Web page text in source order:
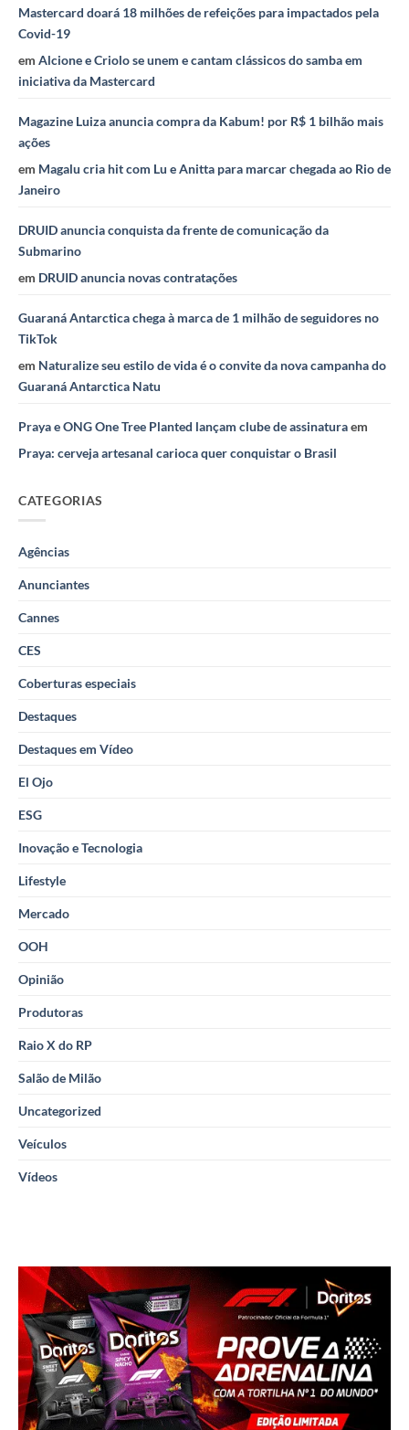
Mastercard doará 18 milhões de refeições para impactados pela
Covid-19
em Alcione e Criolo se unem e cantam clássicos do samba em
iniciativa da Mastercard
Magazine Luiza anuncia compra da Kabum! por R$ 1 bilhão mais
ações
em Magalu cria hit com Lu e Anitta para marcar chegada ao Rio de
Janeiro
DRUID anuncia conquista da frente de comunicação da
Submarino
em DRUID anuncia novas contratações
Guaraná Antarctica chega à marca de 1 milhão de seguidores no
TikTok
em Naturalize seu estilo de vida é o convite da nova campanha do
Guaraná Antarctica Natu
Praya e ONG One Tree Planted lançam clube de assinaturaem
Praya: cerveja artesanal carioca quer conquistar o Brasil
CATEGORIAS
Agências
Anunciantes
Cannes
CES
Coberturas especiais
Destaques
Destaques em Vídeo
El Ojo
ESG
Inovação e Tecnologia
Lifestyle
Mercado
OOH
Opinião
Produtoras
Raio X do RP
Salão de Milão
Uncategorized
Veículos
Vídeos